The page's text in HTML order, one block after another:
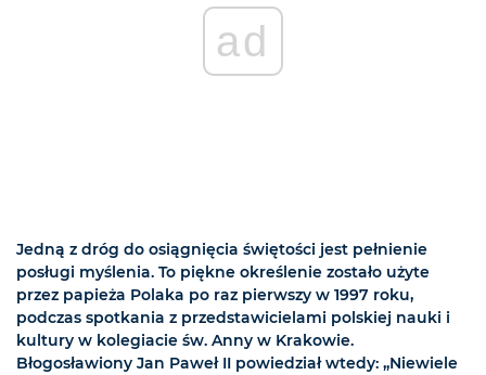
ad
Jedną z dróg do osiągnięcia świętości jest pełnienie
posługi myślenia. To piękne określenie zostało użyte
przez papieża Polaka po raz pierwszy w 1997 roku,
podczas spotkania z przedstawicielami polskiej nauki i
kultury w kolegiacie św. Anny w Krakowie.
Błogosławiony Jan Paweł II powiedział wtedy: „Niewiele